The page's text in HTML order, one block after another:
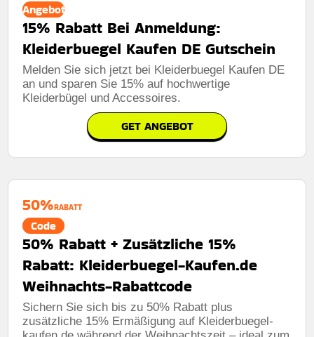
Angebot
15% Rabatt Bei Anmeldung:
Kleiderbuegel Kaufen DE Gutschein
Melden Sie sich jetzt bei Kleiderbuegel Kaufen DE
an und sparen Sie 15% auf hochwertige
Kleiderbügel und Accessoires.
GET ANGEBOT
50%RABATT
Code
50% Rabatt + Zusätzliche 15%
Rabatt: Kleiderbuegel-Kaufen.de
Weihnachts-Rabattcode
Sichern Sie sich bis zu 50% Rabatt plus
zusätzliche 15% Ermäßigung auf Kleiderbuegel-